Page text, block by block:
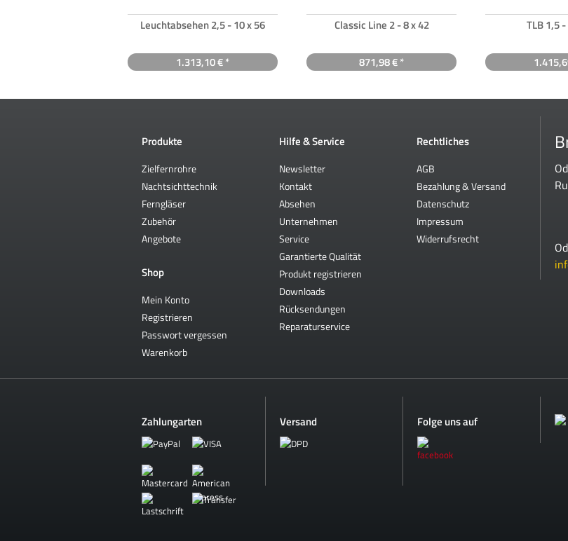
Leuchtabsehen 2,5 - 10 x 56
1.313,10 € *
Classic Line 2 - 8 x 42
871,98 € *
TLB 1,5
Produkte
Zielfernrohre
Nachtsichttechnik
Ferngläser
Zubehör
Angebote
Shop
Mein Konto
Registrieren
Passwort vergessen
Warenkorb
Hilfe & Service
Newsletter
Kontakt
Absehen
Unternehmen
Service
Garantierte Qualität
Produkt registrieren
Downloads
Rücksendungen
Reparaturservice
Rechtliches
AGB
Bezahlung & Versand
Datenschutz
Impressum
Widerrufsrecht
Zahlungarten Versand Folge uns auf